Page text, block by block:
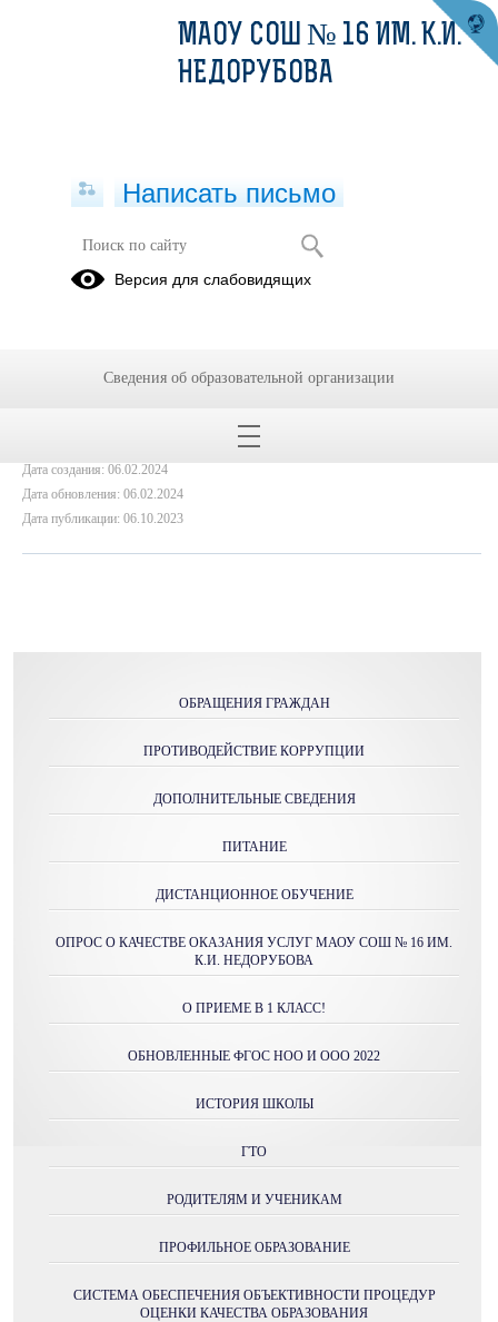
День учителя!
Дата создания: 06.02.2024
Дата обновления: 06.02.2024
Дата публикации: 06.10.2023
ОБРАЩЕНИЯ ГРАЖДАН
ПРОТИВОДЕЙСТВИЕ КОРРУПЦИИ
ДОПОЛНИТЕЛЬНЫЕ СВЕДЕНИЯ
ПИТАНИЕ
ДИСТАНЦИОННОЕ ОБУЧЕНИЕ
ОПРОС О КАЧЕСТВЕ ОКАЗАНИЯ УСЛУГ МАОУ СОШ № 16 ИМ.
К.И. НЕДОРУБОВА
О ПРИЕМЕ В 1 КЛАСС!
ОБНОВЛЕННЫЕ ФГОС НОО И ООО 2022
ИСТОРИЯ ШКОЛЫ
ГТО
РОДИТЕЛЯМ И УЧЕНИКАМ
ПРОФИЛЬНОЕ ОБРАЗОВАНИЕ
СИСТЕМА ОБЕСПЕЧЕНИЯ ОБЪЕКТИВНОСТИ ПРОЦЕДУР
ОЦЕНКИ КАЧЕСТВА ОБРАЗОВАНИЯ
МАОУ СОШ № 16 ИМ. К.И.
НЕДОРУБОВА
Написать письмо
Версия для слабовидящих
Сведения об образовательной организации